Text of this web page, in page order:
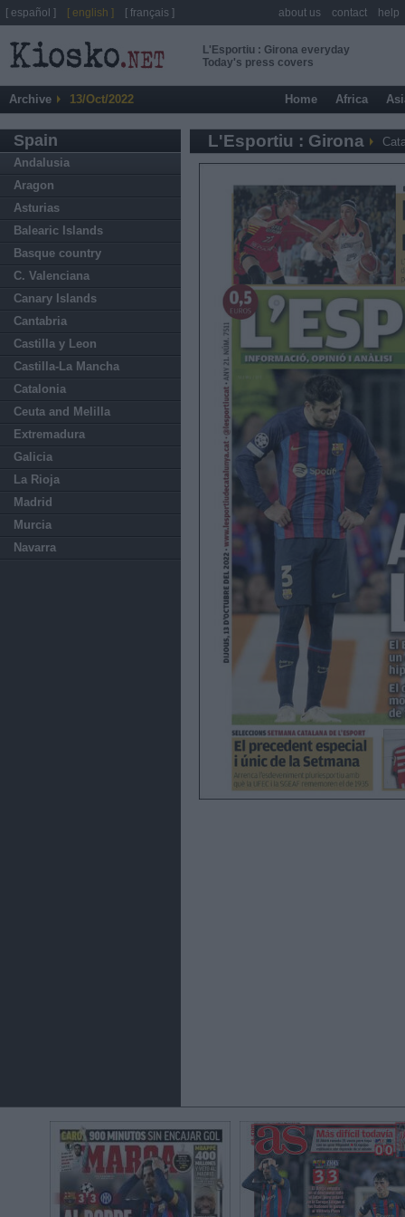
L'Esportiu : Girona everyday
Today's press covers
Archive 13/Oct/2022 Home Africa
Spain
Andalusia
Aragon
Asturias
Balearic Islands
Basque country
C. Valenciana
Canary Islands
Cantabria
Castilla y Leon
Castilla-La Mancha
Catalonia
Ceuta and Melilla
Extremadura
Galicia
La Rioja
Madrid
Murcia
Navarra
L'Esportiu : Girona
[ español ] [ english ] [ français ] about us contact help